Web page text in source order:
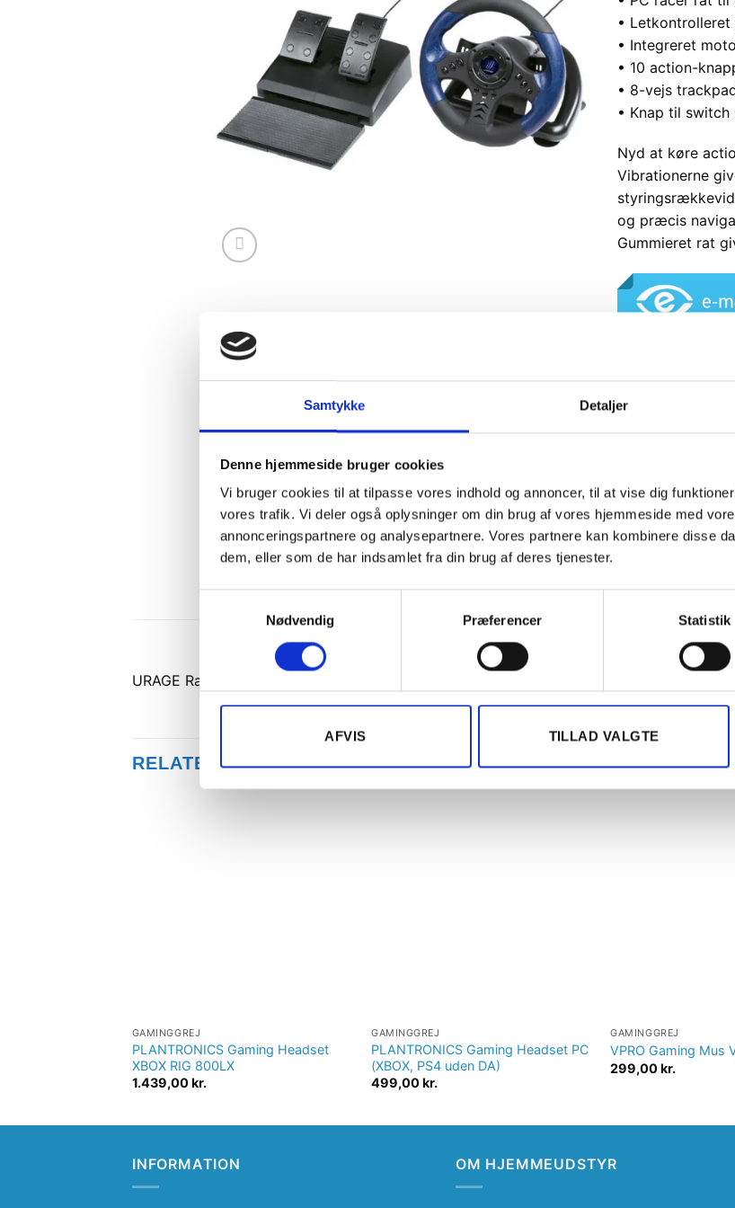
Samtykke Detaljer
Denne hjemmeside bruger cookies
Vi bruger cookies til at tilpasse vores indhold og annoncer, til at vise dig
vores trafik. Vi deler også oplysninger om din brug af vores hjemmeside med
annonceringspartnere og analysepartnere. Vores partnere kan kombinere disse
dem, eller som de har indsamlet fra din brug af deres tjenester.
Nødvendig
Præferencer Statistik
AFVIS TILLAD VALGTE
•
• Integreret
• 10 action-
• 8-vejs
• Knap til
Nyd at køre
Vibrationerne
og præcis
Gummieret rat
Vores
En nem og
Løbende
Kategori:
URAGE Racing Wheel GripZ Incl. Pedalsæt
RELATEREDE VARER
GAMINGGREJ
PLANTRONICS Gaming Headset
XBOX RIG 800LX
1.439,00kr.
GAMINGGREJ
PLANTRONICS Gaming Headset PC
(XBOX, PS4 uden DA)
499,00kr.
GAMINGGREJ
VPRO Gaming Mus
299,00kr.
INFORMATION OM HJEMMEUDSTYR